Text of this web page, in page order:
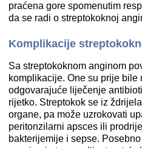
praćena gore spomenutim
da se radi o streptokoknoj
Komplikacije
Sa streptokoknom anginom
komplikacije. One su prije bile
odgovarajuće liječenje
rijetko. Streptokok se iz
organe, pa može uzrokovati
peritonzilarni apsces ili
bakterijemije i sepse.